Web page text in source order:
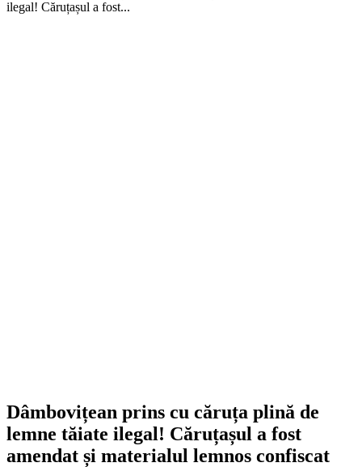
ilegal! Căruțașul a fost...
Dâmbovițean prins cu căruța plină de
lemne tăiate ilegal! Căruțașul a fost
amendat și materialul lemnos confiscat